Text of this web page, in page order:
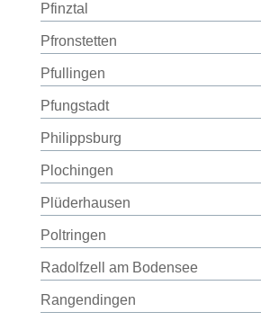
Pfinztal
Pfronstetten
Pfullingen
Pfungstadt
Philippsburg
Plochingen
Plüderhausen
Poltringen
Radolfzell am Bodensee
Rangendingen